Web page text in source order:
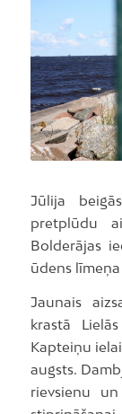
Jūlija
pretplūdu
Bolderājas
ūdens
Jaunais
krastā
Kapteiņu
augsts.
rievsienu